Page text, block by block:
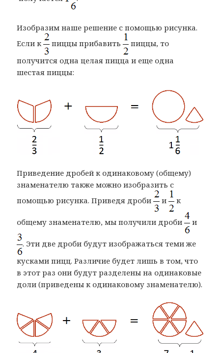
Изобразим наше решение с помощью рисунка.
Если к
пиццы прибавить
пиццы, то
получится одна целая пицца и еще одна
шестая пиццы:
Приведение дробей к одинаковому (общему)
знаменателю также можно изобразить с
помощью рисунка. Приведя дроби
и к
общему знаменателю, мы получили дроби и
. Эти две дроби будут изображаться теми же
кусками пицц. Различие будет лишь в том, что
в этот раз они будут разделены на одинаковые
доли (приведены к одинаковому знаменателю).